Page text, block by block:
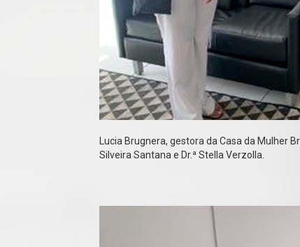
Lucia Brugnera, gestora da Casa da Mulher
Silveira Santana e Dr.ª Stella Verzolla.